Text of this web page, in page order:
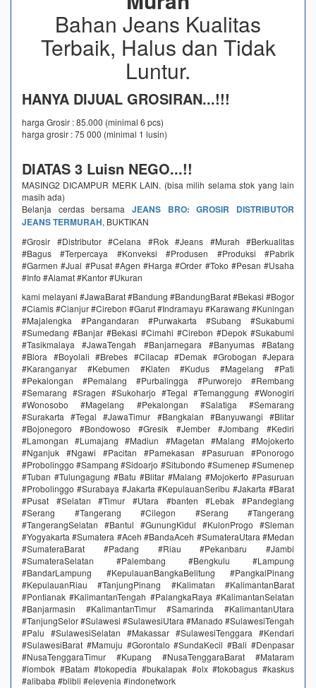
Bahan Jeans Kualitas
Terbaik, Halus dan Tidak
Luntur.
HANYA DIJUAL GROSIRAN...!!!
harga Grosir : 85.000 (minimal 6 pcs)
harga grosir : 75 000 (minimal 1 lusin)
DIATAS 3 Luisn NEGO...!!
MASING2 DICAMPUR MERK LAIN. (bisa milih selama stok yang lain
masih ada)
Belanja cerdas bersama JEANS BRO: GROSIR DISTRIBUTOR
JEANS TERMURAH, BUKTIKAN
#Grosir #Distributor #Celana #Rok #Jeans #Murah #Berkualitas
#Bagus #Terpercaya #Konveksi #Produsen #Produksi #Pabrik
#Garmen #Jual #Pusat #Agen #Harga #Order #Toko #Pesan #Usaha
#Info #Alamat #Kantor #Ukuran
kami melayani #JawaBarat #Bandung #BandungBarat #Bekasi #Bogor
#Ciamis #Cianjur #Cirebon #Garut #Indramayu #Karawang #Kuningan
#Majalengka #Pangandaran #Purwakarta #Subang #Sukabumi
#Sumedang #Banjar #Bekasi #Cimahi #Cirebon #Depok #Sukabumi
#Tasikmalaya #JawaTengah #Banjarnegara #Banyumas #Batang
#Blora #Boyolali #Brebes #Cilacap #Demak #Grobogan #Jepara
#Karanganyar #Kebumen #Klaten #Kudus #Magelang #Pati
#Pekalongan #Pemalang #Purbalingga #Purworejo #Rembang
#Semarang #Sragen #Sukoharjo #Tegal #Temanggung #Wonogiri
#Wonosobo #Magelang #Pekalongan #Salatiga #Semarang
#Surakarta #Tegal #JawaTimur #Bangkalan #Banyuwangi #Blitar
#Bojonegoro #Bondowoso #Gresik #Jember #Jombang #Kediri
#Lamongan #Lumajang #Madiun #Magetan #Malang #Mojokerto
#Nganjuk #Ngawi #Pacitan #Pamekasan #Pasuruan #Ponorogo
#Probolinggo #Sampang #Sidoarjo #Situbondo #Sumenep #Sumenep
#Tuban #Tulungagung #Batu #Blitar #Malang #Mojokerto #Pasuruan
#Probolinggo #Surabaya #Jakarta #KepulauanSeribu #Jakarta #Barat
#Pusat #Selatan #Timur #Utara #banten #Lebak #Pandeglang
#Serang #Tangerang #Cilegon #Serang #Tangerang
#TangerangSelatan #Bantul #GunungKidul #KulonProgo #Sleman
#Yogyakarta #Sumatera #Aceh #BandaAceh #SumateraUtara #Medan
#SumateraBarat #Padang #Riau #Pekanbaru #Jambi
#SumateraSelatan #Palembang #Bengkulu #Lampung
#BandarLampung #KepulauanBangkaBelitung #PangkalPinang
#KepulauanRiau #TanjungPinang #Kalimatan #KalimantanBarat
#Pontianak #KalimantanTengah #PalangkaRaya #KalimantanSelatan
#Banjarmasin #KalimantanTimur #Samarinda #KalimantanUtara
#TanjungSelor #Sulawesi #SulawesiUtara #Manado #SulawesiTengah
#Palu #SulawesiSelatan #Makassar #SulawesiTenggara #Kendari
#SulawesiBarat #Mamuju #Gorontalo #SundaKecil #Bali #Denpasar
#NusaTenggaraTimur #Kupang #NusaTenggaraBarat #Mataram
#lombok #Batam #tokopedia #bukalapak #olx #tokobagus #kaskus
#alibaba #blibli #elevenia #indonetwork